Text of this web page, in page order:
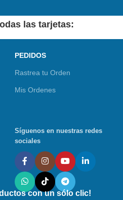
las tarjetas:
PEDIDOS
Rastrea tu Orden
Mis Ordenes
Síguenos en nuestras redes
sociales
con un sólo clic!